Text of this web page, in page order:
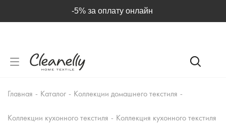
-5% за оплату онлайн
Главная - Каталог - Коллекции домашнего текстиля -
Коллекции кухонного текстиля - Коллекция кухонного текстиля